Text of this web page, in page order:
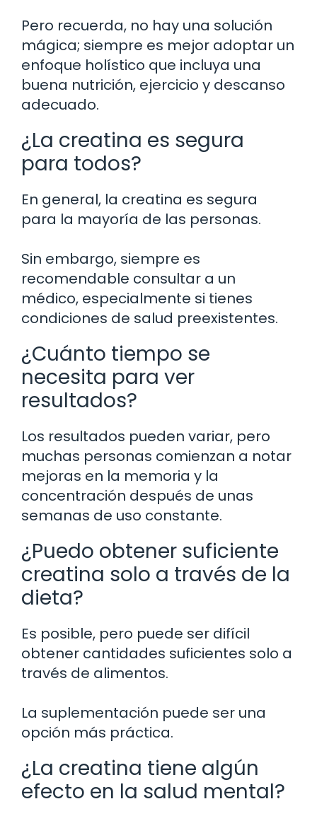
Pero recuerda, no hay una solución
mágica; siempre es mejor adoptar un
enfoque holístico que incluya una
buena nutrición, ejercicio y descanso
adecuado.
¿La creatina es segura
para todos?
En general, la creatina es segura
para la mayoría de las personas.
Sin embargo, siempre es
recomendable consultar a un
médico, especialmente si tienes
condiciones de salud preexistentes.
¿Cuánto tiempo se
necesita para ver
resultados?
Los resultados pueden variar, pero
muchas personas comienzan a notar
mejoras en la memoria y la
concentración después de unas
semanas de uso constante.
¿Puedo obtener suficiente
creatina solo a través de la
dieta?
Es posible, pero puede ser difícil
obtener cantidades suficientes solo a
través de alimentos.
La suplementación puede ser una
opción más práctica.
¿La creatina tiene algún
efecto en la salud mental?